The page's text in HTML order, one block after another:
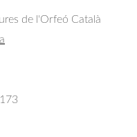
de l'Orfeó Català